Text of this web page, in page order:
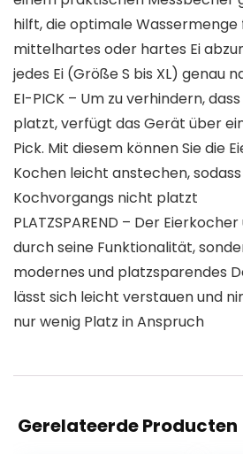
hilft, die optimale Wassermenge
mittelhartes oder hartes Ei
jedes Ei (Größe S bis XL) genau
EI-PICK – Um zu verhindern,
platzt, verfügt das Gerät über
Pick. Mit diesem können Sie die
Kochen leicht anstechen,
Kochvorgangs nicht platzt
PLATZSPAREND – Der
durch seine Funktionalität,
modernes und platzsparendes
lässt sich leicht verstauen und
nur wenig Platz in Anspruch
Gerelateerde Producten